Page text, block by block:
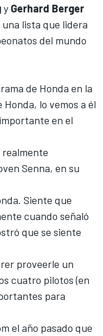
y Gerhard Berger
lista que lidera
del mundo
de Honda en la
Honda, lo vemos a él
en el
realmente
Senna, en su
Siente que
cuando señaló
que se siente
proveerle un
cuatro pilotos (en
para
el año pasado que